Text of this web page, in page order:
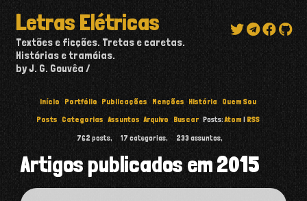
Letras Elétricas
Textões e ficções. Tretas e caretas.
Histórias e tramóias.
by J. G. Gouvêa
Início Portfólio Publicações Menções História
Quem Sou
Posts Categorias Assuntos Arquivo Buscar Posts:Atom | RSS
762 posts, 17 categorias, 233assuntos,
Artigos publicados em 2015